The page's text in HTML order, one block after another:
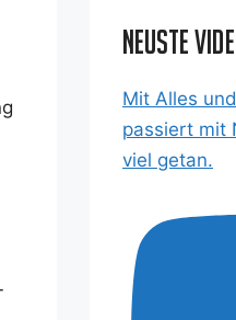
Neuste
Mit Alles
passiert mit
viel getan.